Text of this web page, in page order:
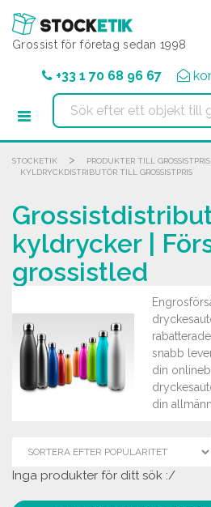
Grossist för företag sedan 1998
+33 1 70 68 96 67
STOCKETIK > PRODUKTER TILL GROSSISTPRIS
KYLDRYCKDISTRIBUTÖR TILL GROSSISTPRIS
kyldrycker |
grossistled
snabb
din
din
Inga produkter för ditt sök :/